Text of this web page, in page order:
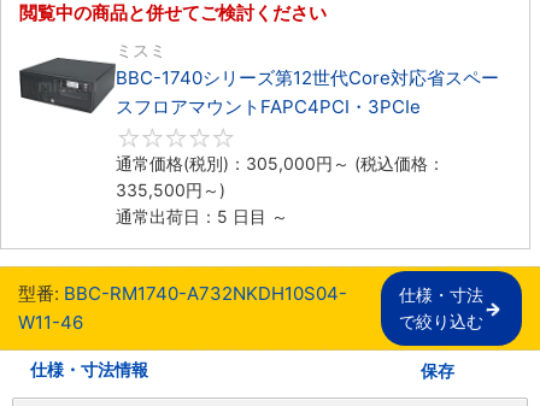
閲覧中の商品と併せてご検討ください
ミスミ
BBC-1740シリーズ第12世代Core対応省スペー
スフロアマウントFAPC4PCI・3PCIe
通常価格(税別)： 305,000円 ～ (税込価格：
335,500円 ～)
通常出荷日：5 日目 ～
型番: BBC-RM1740-A732NKDH10S04-
W11-46
仕様・寸法
で絞り込む
仕様・寸法情報 保存